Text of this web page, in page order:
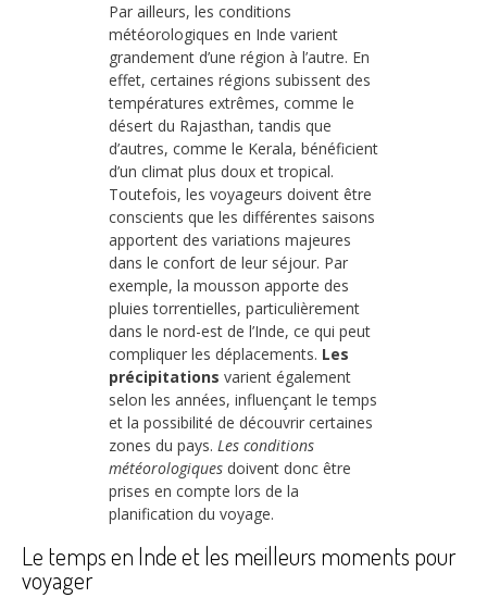
Par ailleurs, les conditions
météorologiques en Inde varient
grandement d’une région à l’autre. En
effet, certaines régions subissent des
températures extrêmes, comme le
désert du Rajasthan, tandis que
d’autres, comme le Kerala, bénéficient
d’un climat plus doux et tropical.
Toutefois, les voyageurs doivent être
conscients que les différentes saisons
apportent des variations majeures
dans le confort de leur séjour. Par
exemple, la mousson apporte des
pluies torrentielles, particulièrement
dans le nord-est de l’Inde, ce qui peut
compliquer les déplacements. Les
précipitations varient également
selon les années, influençant le temps
et la possibilité de découvrir certaines
zones du pays. Les conditions
météorologiques doivent donc être
prises en compte lors de la
planification du voyage.
Le temps en Inde et les meilleurs moments pour
voyager